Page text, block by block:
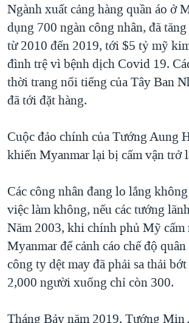
Ngành xuất cảng hàng quần áo ở
dụng 700 ngàn công nhân, đã
từ 2010 đến 2019, tới $5 tỷ mỹ
đình trệ vì bệnh dịch Covid 19.
thời trang nổi tiếng của Tây Ban
đã tới đặt hàng.
Cuộc đảo chính của Tướng Aung
khiến Myanmar lại bị cấm vận trở
Các công nhân đang lo lắng
việc làm không, nếu các tướng
Năm 2003, khi chính phủ Mỹ cấm
Myanmar để cảnh cáo chế độ
công ty dệt may đã phải sa thải
2,000 người xuống chỉ còn 300.
Tháng Bảy năm 2019, Tướng